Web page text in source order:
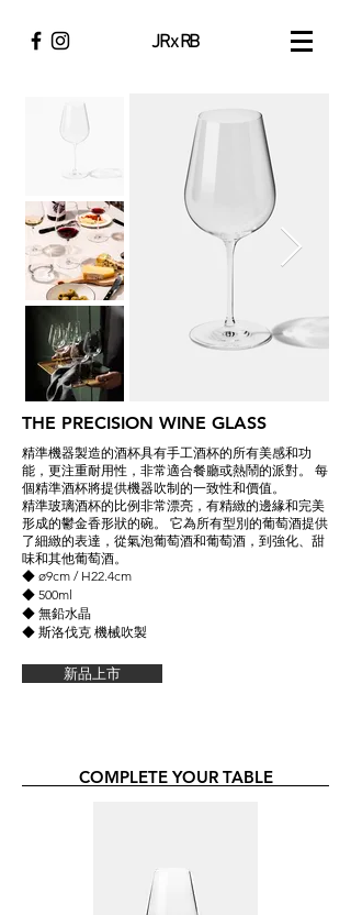
JR x RB
THE PRECISION WINE GLASS
精準機器製造的酒杯具有手工酒杯的所有美感和功
能，更注重耐用性，非常適合餐廳或熱鬧的派對。 每
個精準酒杯將提供機器吹制的一致性和價值。
精準玻璃酒杯的比例非常漂亮，有精緻的邊緣和完美
形成的鬱金香形狀的碗。 它為所有型別的葡萄酒提供
了細緻的表達，從氣泡葡萄酒和葡萄酒，到強化、甜
味和其他葡萄酒。
◆ ø9cm / H22.4cm
◆ 500ml
◆ 無鉛水晶
◆ 斯洛伐克 機械吹製
新品上市
COMPLETE YOUR TABLE